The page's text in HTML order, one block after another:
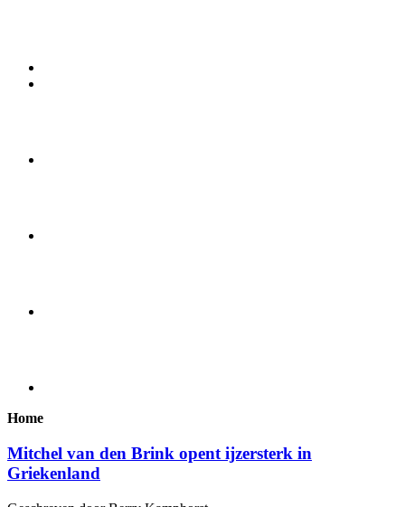
Home
Mitchel van den Brink opent ijzersterk in
Griekenland